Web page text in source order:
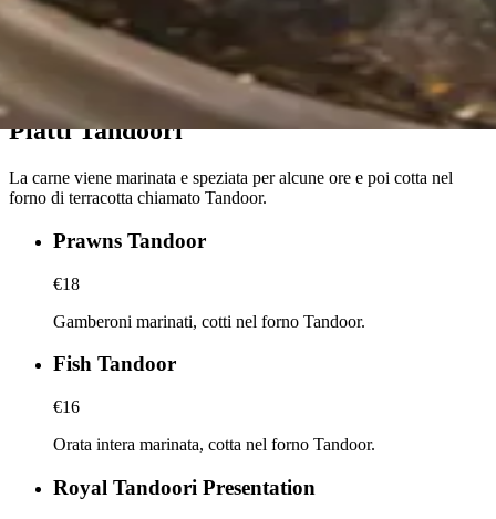
Piatti Tandoori
La carne viene marinata e speziata per alcune ore e poi cotta nel
forno di terracotta chiamato Tandoor.
Prawns Tandoor
€18
Gamberoni marinati, cotti nel forno Tandoor.
Fish Tandoor
€16
Orata intera marinata, cotta nel forno Tandoor.
Royal Tandoori Presentation